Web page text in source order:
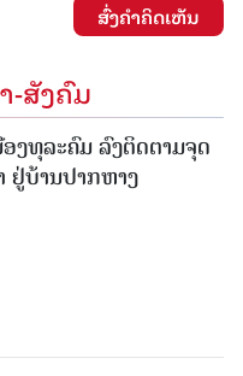
ສົ່ງຄໍາຄິດເຫັນ
-ສັງຄົມ
ອງທຸລະຄົມ ລົງຕິດຕາມຈຸດ
ຢູ່ບ້ານປາກຫາງ